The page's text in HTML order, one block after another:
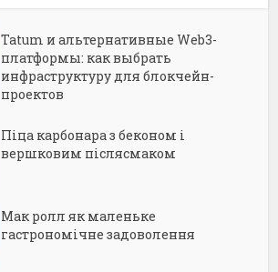
Tatum и альтернативные Web3-
платформы: как выбрать
инфраструктуру для блокчейн-
проектов
Піца карбонара з беконом і
вершковим післясмаком
Мак ролл як маленьке
гастрономічне задоволення